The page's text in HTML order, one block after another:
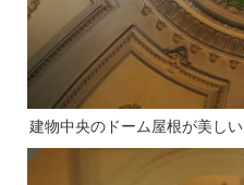
建物中央のドーム屋根が美しい